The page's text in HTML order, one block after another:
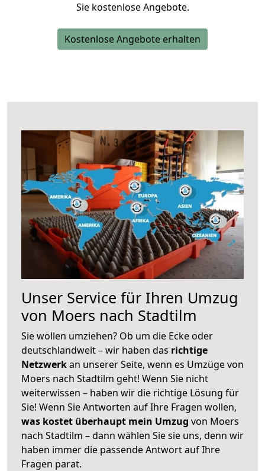
Sie kostenlose Angebote.
Kostenlose Angebote erhalten
Unser Service für Ihren Umzug
von Moers nach Stadtilm
Sie wollen umziehen? Ob um die Ecke oder
deutschlandweit – wir haben das richtige
Netzwerkan unserer Seite, wenn es Umzüge von
Moers nach Stadtilm geht! Wenn Sie nicht
weiterwissen – haben wir die richtige Lösung für
Sie! Wenn Sie Antworten auf Ihre Fragen wollen,
was kostet überhaupt mein Umzug von Moers
nach Stadtilm – dann wählen Sie sie uns, denn wir
haben immer die passende Antwort auf Ihre
Fragen parat.